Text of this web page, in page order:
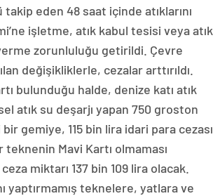
eden 48 saat içinde atıklarını
işletme, atık kabul tesisi veya atık
zorunluluğu getirildi. Çevre
değişikliklerle, cezalar arttırıldı.
bulunduğu halde, denize katı atık
atık su deşarjı yapan 750 groston
gemiye, 115 bin lira idari para cezası
Mavi Kartı olmaması
miktarı 137 bin 109 lira olacak.
yaptırmamış teknelere, yatlara ve